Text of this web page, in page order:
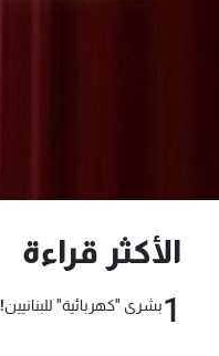
الأكثر قراءة
1بشرى "كهربائية" للبنانيين!